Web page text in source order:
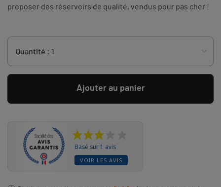
proposer des réservoirs de qualité, vendus pour pas cher !
Ajouter au panier
Basé sur 1 avis
VOIR LES AVIS